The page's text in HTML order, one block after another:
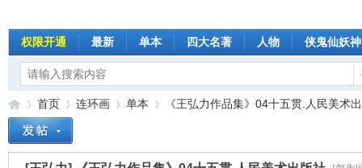
权限开通 最新 单本 四大名著 人物 侠鬼仙妖神
首页 连环画 单本 《王弘力作品集》04十五贯.人民美术